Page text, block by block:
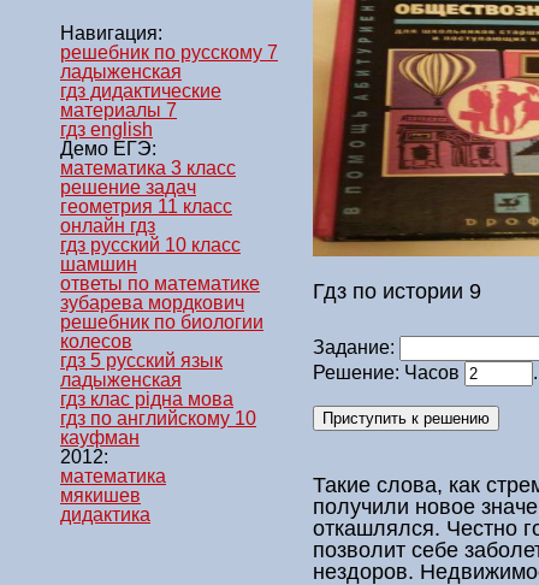
Навигация:
решебник по русскому 7
ладыженская
гдз дидактические
материалы 7
гдз english
Демо ЕГЭ:
математика 3 класс
решение задач
геометрия 11 класс
онлайн гдз
гдз русский 10 класс
шамшин
ответы по математике
зубарева мордкович
решебник по биологии
колесов
гдз 5 русский язык
ладыженская
гдз клас рідна мова
гдз по английскому 10
кауфман
2012:
математика
мякишев
дидактика
Гдз по истории 9
Задание:
Решение: Часов
Такие слова, как
получили новое
откашлялся. Честно
позволит себе
нездоров.